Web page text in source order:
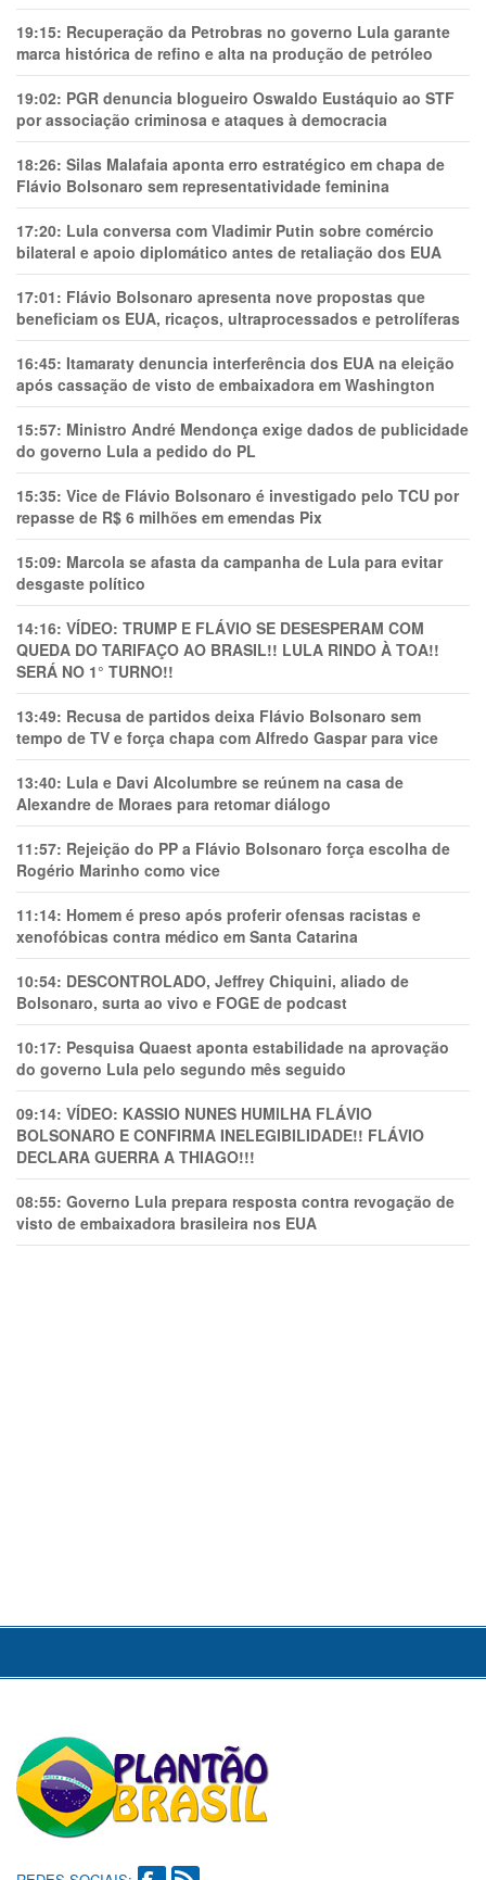
19:15: Recuperação da Petrobras no governo Lula garante
marca histórica de refino e alta na produção de petróleo
19:02: PGR denuncia blogueiro Oswaldo Eustáquio ao STF
por associação criminosa e ataques à democracia
18:26: Silas Malafaia aponta erro estratégico em chapa de
Flávio Bolsonaro sem representatividade feminina
17:20: Lula conversa com Vladimir Putin sobre comércio
bilateral e apoio diplomático antes de retaliação dos EUA
17:01: Flávio Bolsonaro apresenta nove propostas que
beneficiam os EUA, ricaços, ultraprocessados e petrolíferas
16:45: Itamaraty denuncia interferência dos EUA na eleição
após cassação de visto de embaixadora em Washington
15:57: Ministro André Mendonça exige dados de publicidade
do governo Lula a pedido do PL
15:35: Vice de Flávio Bolsonaro é investigado pelo TCU por
repasse de R$ 6 milhões em emendas Pix
15:09: Marcola se afasta da campanha de Lula para evitar
desgaste político
14:16: VÍDEO: TRUMP E FLÁVIO SE DESESPERAM COM
QUEDA DO TARIFAÇO AO BRASIL!! LULA RINDO À TOA!!
SERÁ NO 1° TURNO!!
13:49: Recusa de partidos deixa Flávio Bolsonaro sem
tempo de TV e força chapa com Alfredo Gaspar para vice
13:40: Lula e Davi Alcolumbre se reúnem na casa de
Alexandre de Moraes para retomar diálogo
11:57: Rejeição do PP a Flávio Bolsonaro força escolha de
Rogério Marinho como vice
11:14: Homem é preso após proferir ofensas racistas e
xenofóbicas contra médico em Santa Catarina
10:54: DESCONTROLADO, Jeffrey Chiquini, aliado de
Bolsonaro, surta ao vivo e FOGE de podcast
10:17: Pesquisa Quaest aponta estabilidade na aprovação
do governo Lula pelo segundo mês seguido
09:14: VÍDEO: KASSIO NUNES HUMlLHA FLÁVIO
BOLSONARO E CONFIRMA INELEGIBILIDADE!! FLÁVIO
DECLARA GUERRA A THIAGO!!!
08:55: Governo Lula prepara resposta contra revogação de
visto de embaixadora brasileira nos EUA